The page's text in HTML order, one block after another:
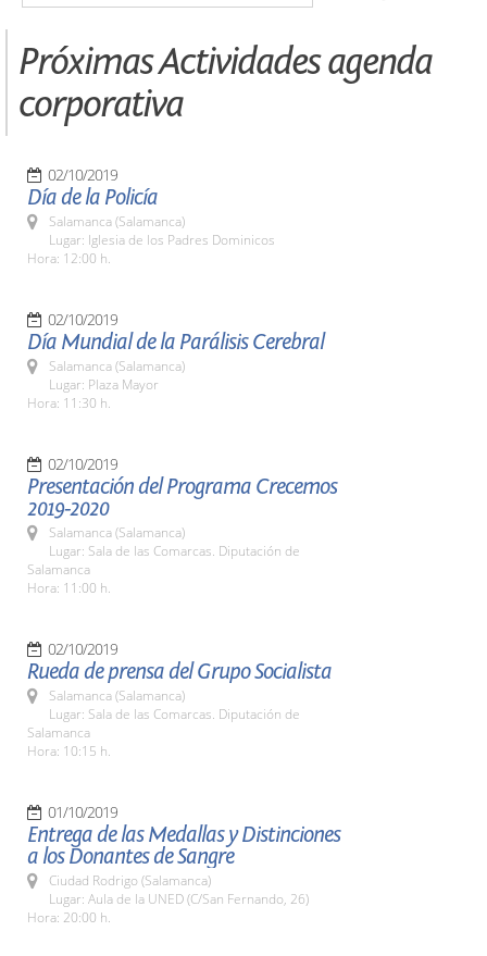
Próximas Actividades agenda
corporativa
02/10/2019
Día de la Policía
Salamanca (Salamanca)
Lugar: Iglesia de los Padres Dominicos
Hora: 12:00 h.
02/10/2019
Día Mundial de la Parálisis Cerebral
Salamanca (Salamanca)
Lugar: Plaza Mayor
Hora: 11:30 h.
02/10/2019
Presentación del Programa Crecemos
2019-2020
Salamanca (Salamanca)
Lugar: Sala de las Comarcas. Diputación de
Salamanca
Hora: 11:00 h.
02/10/2019
Rueda de prensa del Grupo Socialista
Salamanca (Salamanca)
Lugar: Sala de las Comarcas. Diputación de
Salamanca
Hora: 10:15 h.
01/10/2019
Entrega de las Medallas y Distinciones
a los Donantes de Sangre
Ciudad Rodrigo (Salamanca)
Lugar: Aula de la UNED (C/San Fernando, 26)
Hora: 20:00 h.